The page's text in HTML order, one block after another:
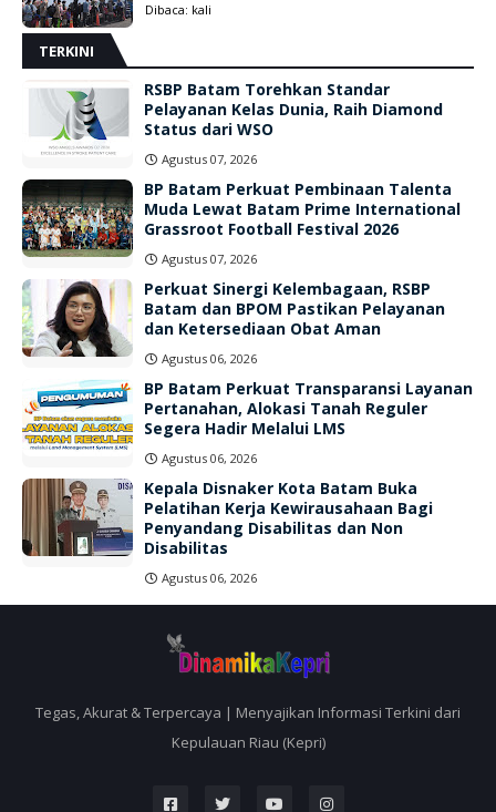
Dibaca: kali
TERKINI
RSBP Batam Torehkan Standar
Pelayanan Kelas Dunia, Raih Diamond
Status dari WSO
Agustus 07, 2026
BP Batam Perkuat Pembinaan Talenta
Muda Lewat Batam Prime International
Grassroot Football Festival 2026
Agustus 07, 2026
Perkuat Sinergi Kelembagaan, RSBP
Batam dan BPOM Pastikan Pelayanan
dan Ketersediaan Obat Aman
Agustus 06, 2026
BP Batam Perkuat Transparansi Layanan
Pertanahan, Alokasi Tanah Reguler
Segera Hadir Melalui LMS
Agustus 06, 2026
Kepala Disnaker Kota Batam Buka
Pelatihan Kerja Kewirausahaan Bagi
Penyandang Disabilitas dan Non
Disabilitas
Agustus 06, 2026
Tegas, Akurat & Terpercaya | Menyajikan Informasi Terkini dari
Kepulauan Riau (Kepri)